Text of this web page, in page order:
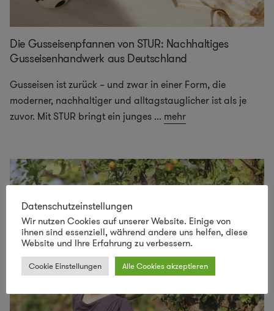
Die Gusseisenpfannen von STUR: Nachhaltiges
Gusseisenhandwerk aus Deutschland
Gusseisen ist zurück – und zwar in einer Form, die
moderner, nachhaltiger und alltagstauglicher ist als je
zuvor. Mit STUR bringt ein junges ... mehr
Datenschutzeinstellungen
Wir nutzen Cookies auf unserer Website. Einige von
ihnen sind essenziell, während andere uns helfen, diese
Website und Ihre Erfahrung zu verbessern.
Cookie Einstellungen Alle Cookies akzeptieren